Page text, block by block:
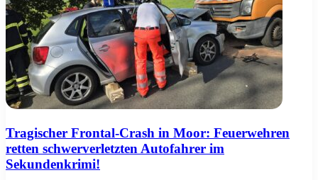
Tragischer Frontal-Crash in Moor: Feuerwehren
retten schwerverletzten Autofahrer im
Sekundenkrimi!